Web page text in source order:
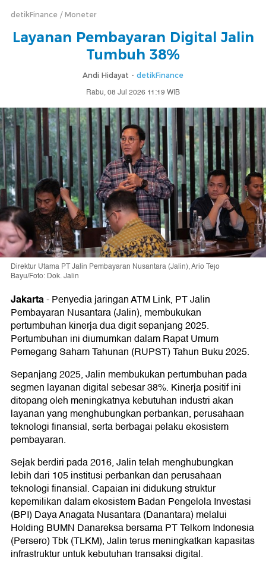
detikFinance Moneter
Layanan Pembayaran Digital Jalin
Tumbuh 38%
Andi Hidayat - detikFinance
Rabu, 08 Jul 2026 11:19 WIB
Direktur Utama PT Jalin Pembayaran Nusantara (Jalin), Ario Tejo
Bayu/Foto: Dok. Jalin
Jakarta-Penyedia jaringan ATM Link, PT Jalin
Pembayaran Nusantara (Jalin), membukukan
pertumbuhan kinerja dua digit sepanjang 2025.
Pertumbuhan ini diumumkan dalam Rapat Umum
Pemegang Saham Tahunan (RUPST) Tahun Buku 2025.
Sepanjang 2025, Jalin membukukan pertumbuhan pada
segmen layanan digital sebesar 38%. Kinerja positif ini
ditopang oleh meningkatnya kebutuhan industri akan
layanan yang menghubungkan perbankan, perusahaan
teknologi finansial, serta berbagai pelaku ekosistem
pembayaran.
Sejak berdiri pada 2016, Jalin telah menghubungkan
lebih dari 105 institusi perbankan dan perusahaan
teknologi finansial. Capaian ini didukung struktur
kepemilikan dalam ekosistem Badan Pengelola Investasi
(BPI) Daya Anagata Nusantara (Danantara) melalui
Holding BUMN Danareksa bersama PT Telkom Indonesia
(Persero) Tbk (TLKM), Jalin terus meningkatkan kapasitas
infrastruktur untuk kebutuhan transaksi digital.